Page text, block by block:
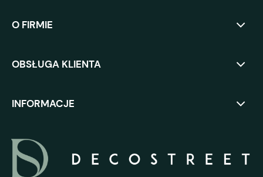
O FIRMIE
OBSŁUGA KLIENTA
INFORMACJE